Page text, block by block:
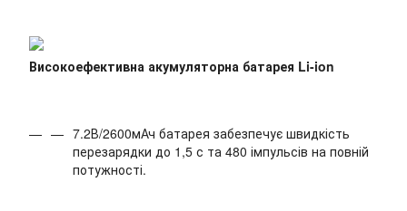
Високоефективна акумуляторна батарея Li-ion
7.2В/2600мАч батарея забезпечує швидкість
перезарядки до 1,5 с та 480 імпульсів на повній
потужності.